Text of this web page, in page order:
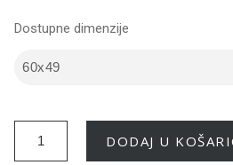
Dostupne dimenzije
DODAJ U